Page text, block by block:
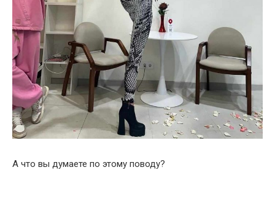
А что вы думаете по этому поводу?